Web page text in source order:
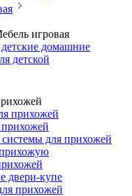
игровая
домашние
детской
прихожей
для прихожей
двери-купе
прихожей